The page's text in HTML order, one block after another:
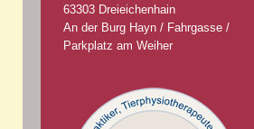
63303 Dreieichenhain
An der Burg Hayn / Fahrgasse /
Parkplatz am Weiher